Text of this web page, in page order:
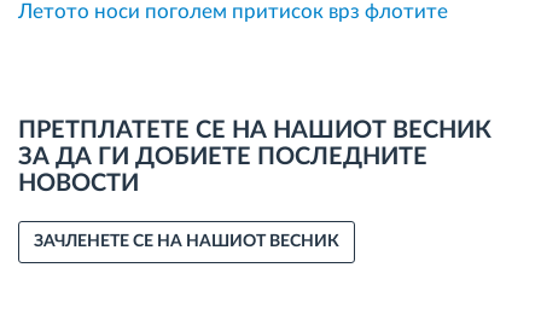
Летото носи поголем притисок врз флотите
ПРЕТПЛАТЕТЕ СЕ НА НАШИОТ ВЕСНИК
ЗА ДА ГИ ДОБИЕТЕ ПОСЛЕДНИТЕ
НОВОСТИ
ЗАЧЛЕНЕТЕ СЕ НА НАШИОТ ВЕСНИК